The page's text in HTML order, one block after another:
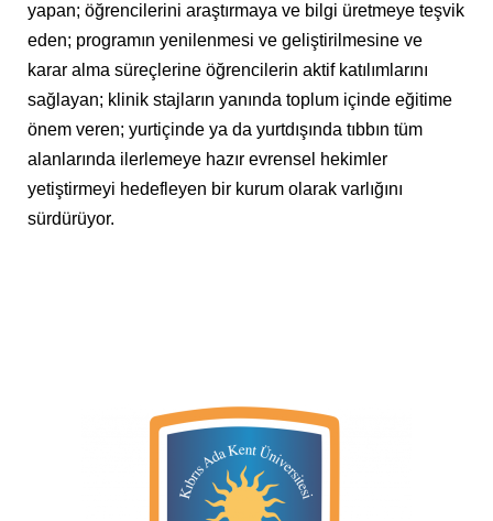
yapan; öğrencilerini araştırmaya ve bilgi üretmeye teşvik
eden; programın yenilenmesi ve geliştirilmesine ve
karar alma süreçlerine öğrencilerin aktif katılımlarını
sağlayan; klinik stajların yanında toplum içinde eğitime
önem veren; yurtiçinde ya da yurtdışında tıbbın tüm
alanlarında ilerlemeye hazır evrensel hekimler
yetiştirmeyi hedefleyen bir kurum olarak varlığını
sürdürüyor.